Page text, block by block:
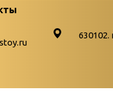
новых
Народ. Победа.
«Мне всё снятся
630102.